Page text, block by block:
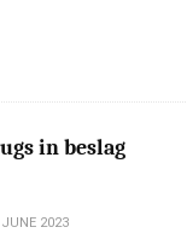
in beslag
2023